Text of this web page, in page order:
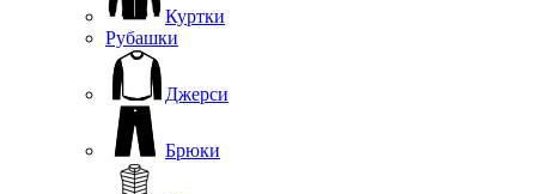
Куртки
Рубашки
Джерси
Брюки